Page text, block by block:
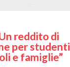
reddito di
per studenti
e famiglie”